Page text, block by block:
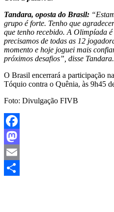
Tandara, oposta do Brasil:
grupo é forte. Tenho que
que tenho recebido. A Olimpíada
precisamos de todas as 12
momento e hoje joguei mais
próximos desafios”, disse Tandara.
O Brasil encerrará a participação
Tóquio contra o Quênia, às 9h45
Foto: Divulgação FIVB
Facebook
Mastodon
Email